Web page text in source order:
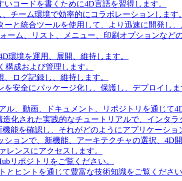
コードを書くために4D言語を習得します。
チーム環境で効率的にコラボレーションします。
ーと統合ツールを使用して、より迅速に開発し、
ーム、リスト、メニュー、印刷オプションなど
環境を運用、展開、維持します。
構成および管理します。
ログ記録し、維持します。
を安全にパッケージ化し、保護し、デプロイしま
ル、動画、ドキュメント、リポジトリを通じて
造化された実践的なチュートリアルで、インタ
能を確認し、それがどのようにアプリケーショ
ションで、新機能、アーキテクチャの選択、4D
レンスにアクセスします。
リポジトリをご覧ください。
とヒントを通じて豊富な技術知識をご覧ください